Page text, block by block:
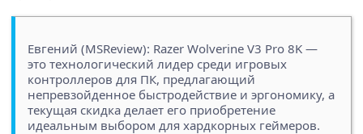
Евгений (MSReview): Razer Wolverine V3 Pro 8K —
это технологический лидер среди игровых
контроллеров для ПК, предлагающий
непревзойденное быстродействие и эргономику, а
текущая скидка делает его приобретение
идеальным выбором для хардкорных геймеров.